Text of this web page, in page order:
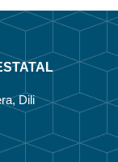
Dili